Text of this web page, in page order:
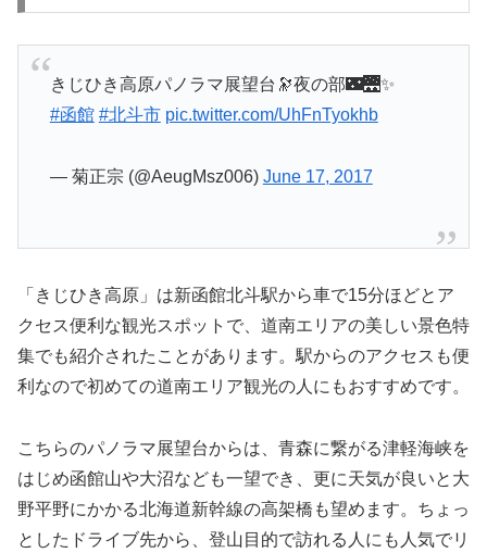
きじひき高原パノラマ展望台🔭夜の部🌃🌉✨
#函館 #北斗市 pic.twitter.com/UhFnTyokhb
— 菊正宗 (@AeugMsz006) June 17, 2017
「きじひき高原」は新函館北斗駅から車で15分ほどとア
クセス便利な観光スポットで、道南エリアの美しい景色特
集でも紹介されたことがあります。駅からのアクセスも便
利なので初めての道南エリア観光の人にもおすすめです。
こちらのパノラマ展望台からは、青森に繋がる津軽海峡を
はじめ函館山や大沼なども一望でき、更に天気が良いと大
野平野にかかる北海道新幹線の高架橋も望めます。ちょっ
としたドライブ先から、登山目的で訪れる人にも人気でリ